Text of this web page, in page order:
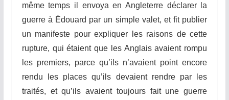
même temps il envoya en Angleterre déclarer la
guerre à Édouard par un simple valet, et fit publier
un manifeste pour expliquer les raisons de cette
rupture, qui étaient que les Anglaisavaient rompu
les premiers, parce qu’ils n’avaient point encore
rendu les places qu’ils devaient rendre par les
traités, et qu’ils avaient toujours fait une guerre